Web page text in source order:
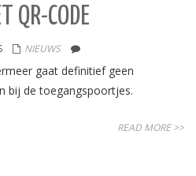
QR-CODE
NIEUWS
gaat definitief geen
bij de toegangspoortjes.
READ MORE >>